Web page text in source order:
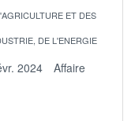
ET DES
DE L'ENERGIE
2024
Affaire